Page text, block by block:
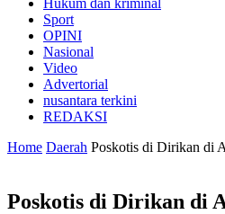
Hukum dan kriminal
Sport
OPINI
Nasional
Video
Advertorial
nusantara terkini
REDAKSI
Home Daerah Poskotis di Dirikan di
Poskotis di Dirikan di